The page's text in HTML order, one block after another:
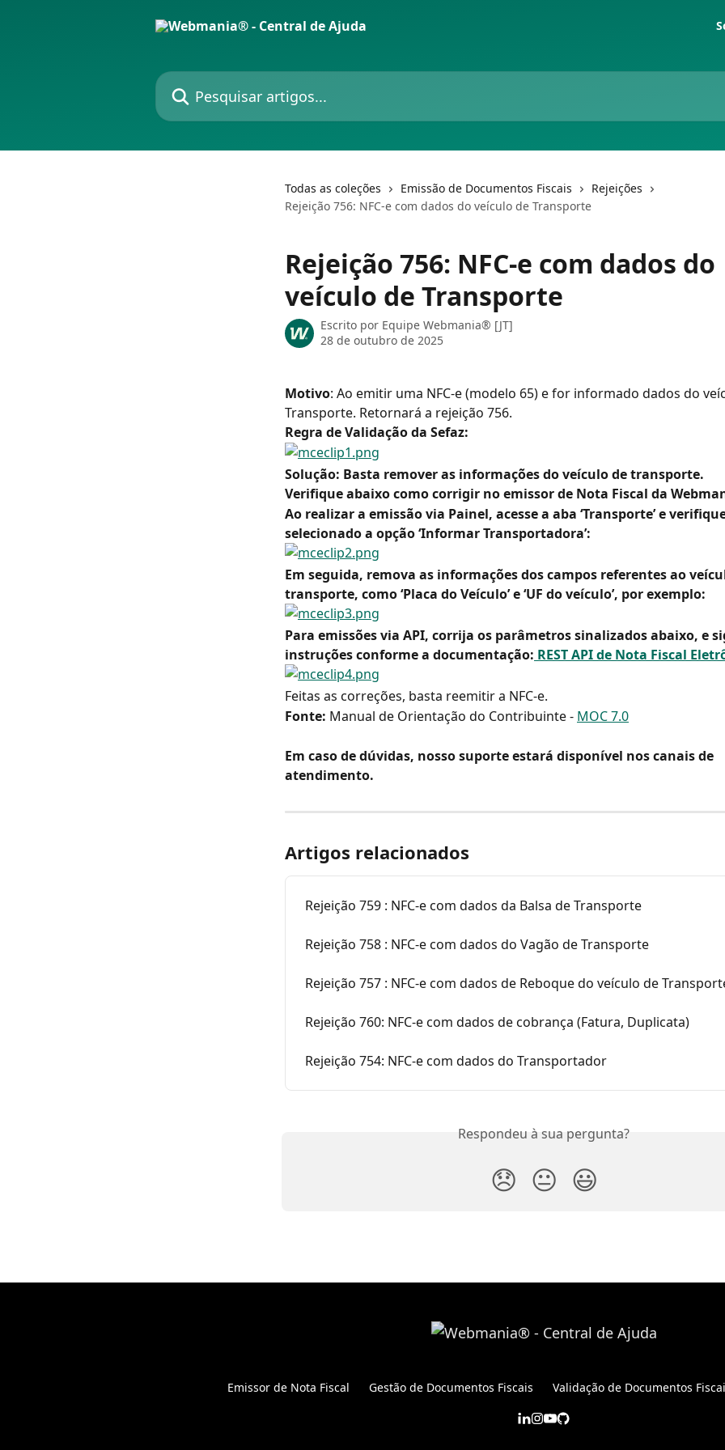
Pesquisar artigos...
Todas as coleções Emissão de Documentos Fiscais
Rejeições
Rejeição 756: NFC-e com dados do veículo de Transporte
Rejeição 756: NFC-e com dados do
veículo de Transporte
Escrito por Equipe Webmania® [JT]
28 de outubro de 2025
Motivo: Ao emitir uma NFC-e (modelo 65) e for informado dados do
Transporte. Retornará a rejeição 756.
Regra de Validação da Sefaz:
Solução: Basta remover as informações do veículo de transporte.
Verifique abaixo como corrigir no emissor de Nota Fiscal da
Ao realizar a emissão via Painel, acesse a aba ‘Transporte’ e
selecionado a opção ‘Informar Transportadora’:
Em seguida, remova as informações dos campos referentes ao
transporte, como ‘Placa do Veículo’ e ‘UF do veículo’, por exemplo:
Para emissões via API, corrija os parâmetros sinalizados abaixo, e
instruções conforme a documentação: REST API de Nota Fiscal
Feitas as correções, basta reemitir a NFC-e.
Fonte: Manual de Orientação do Contribuinte - MOC 7.0
Em caso de dúvidas, nosso suporte estará disponível nos canais de
atendimento.
Artigos relacionados
Rejeição 759 : NFC-e com dados da Balsa de Transporte
Rejeição 758 : NFC-e com dados do Vagão de Transporte
Rejeição 757 : NFC-e com dados de Reboque do veículo de
Rejeição 760: NFC-e com dados de cobrança (Fatura, Duplicata)
Rejeição 754: NFC-e com dados do Transportador
Respondeu à sua pergunta?
😞 😐 😃
Emissor de Nota Fiscal Gestão de Documentos Fiscais Validação de Documentos